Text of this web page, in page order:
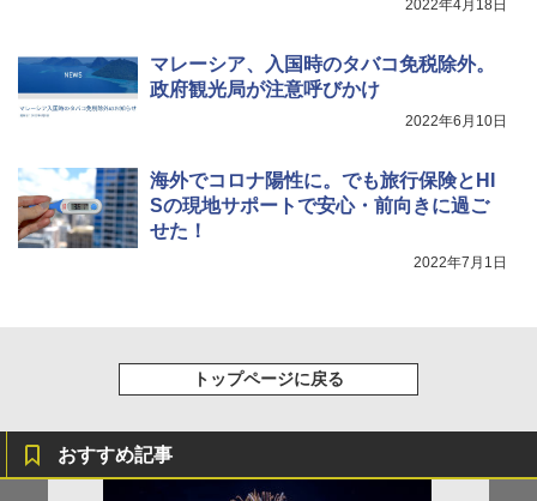
2022年4月18日
マレーシア、入国時のタバコ免税除外。
政府観光局が注意呼びかけ
2022年6月10日
海外でコロナ陽性に。でも旅行保険とHI
Sの現地サポートで安心・前向きに過ご
せた！
2022年7月1日
トップページに戻る
おすすめ記事